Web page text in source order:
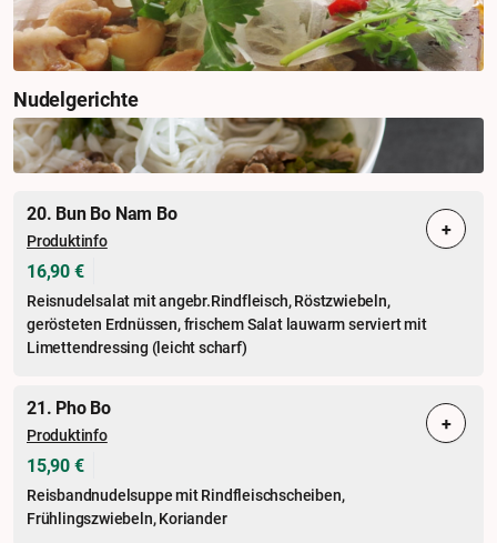
Nudelgerichte
20. Bun Bo Nam Bo
Produktinfo
16,90 €
Reisnudelsalat mit angebr.Rindfleisch, Röstzwiebeln,
gerösteten Erdnüssen, frischem Salat lauwarm serviert mit
Limettendressing (leicht scharf)
+
21. Pho Bo
Produktinfo
15,90 €
Reisbandnudelsuppe mit Rindfleischscheiben,
Frühlingszwiebeln, Koriander
+